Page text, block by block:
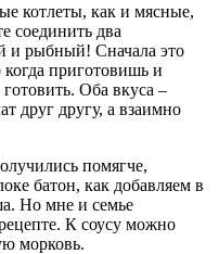
котлеты, как и мясные,
соединить два
и рыбный! Сначала это
приготовишь и
Оба вкуса –
друг другу, а взаимно
помягче,
батон, как добавляем в
Но мне и семье
К соусу можно
морковь.